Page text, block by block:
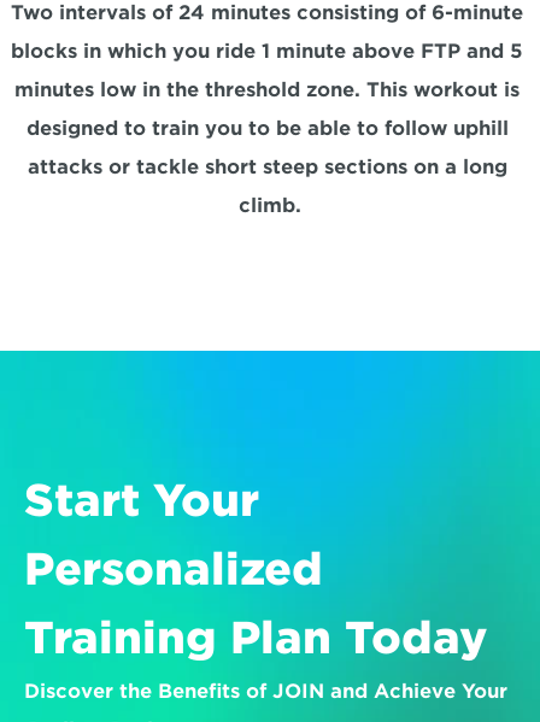
Two intervals of 24 minutes consisting of 6-minute
blocks in which you ride 1 minute above FTP and 5
minutes low in the threshold zone. This workout is
designed to train you to be able to follow uphill
attacks or tackle short steep sections on a long
climb.
Start Your
Personalized
Training Plan Today
Discover the Benefits of JOIN and Achieve Your